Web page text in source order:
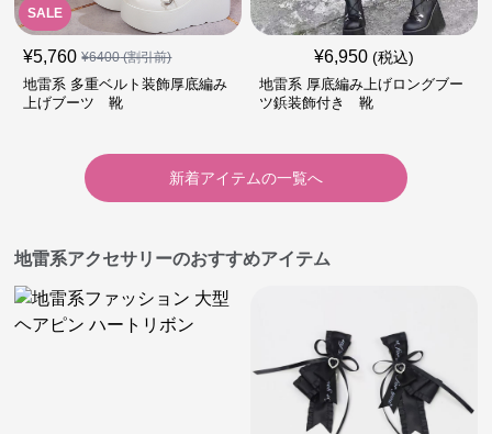
SALE
¥5,760 ¥6400(割引前)
地雷系 多重ベルト装飾厚底編み
上げブーツ 靴
¥6,950 (税込)
地雷系 厚底編み上げロングブー
ツ鋲装飾付き 靴
新着アイテムの一覧へ
地雷系アクセサリーのおすすめアイテム